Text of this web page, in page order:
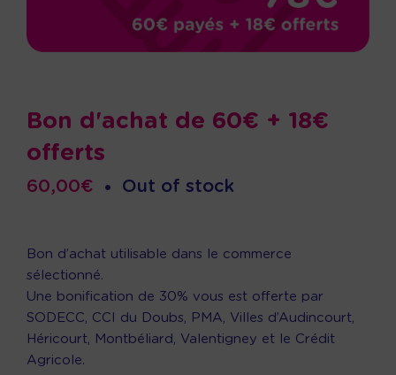
Bon d'achat de 60€ + 18€
offerts
60,00€ • Out of stock
Bon d’achat utilisable dans le commerce
sélectionné.
Une bonification de 30% vous est offerte par
SODECC, CCI du Doubs, PMA, Villes d’Audincourt,
Héricourt, Montbéliard, Valentigney et le Crédit
Agricole.